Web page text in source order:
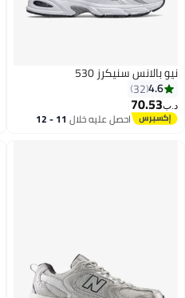
نيو بالانس سنيكرز 530
4.6
32
د.ب‏70.53
احصل عليه خلال 11 - 12